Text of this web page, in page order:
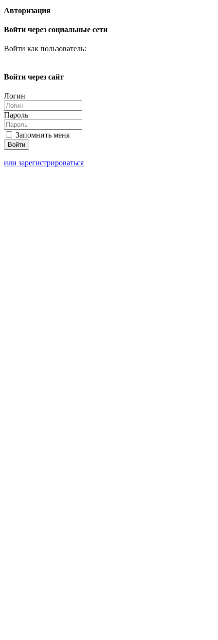
Авторизация
Войти через социальные сети
Войти как пользователь:
Войти через сайт
Логин
Пароль
Запомнить меня
или зарегистрироваться